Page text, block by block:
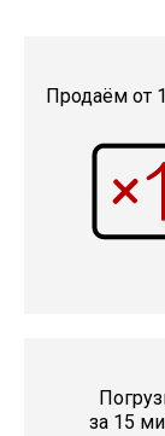
Продаём от
за 15